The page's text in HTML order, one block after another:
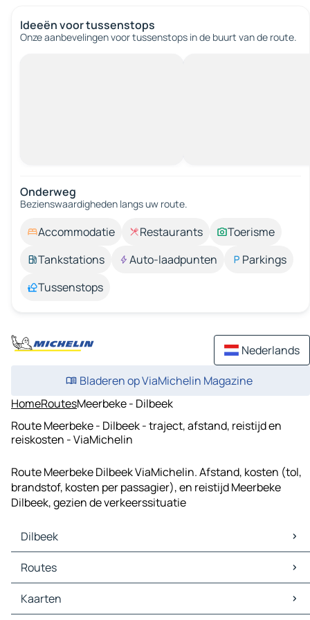
Ideeën voor tussenstops
Onze aanbevelingen voor tussenstops in de buurt van de route.
Onderweg
Bezienswaardigheden langs uw route.
Accommodatie Restaurants
Toerisme
Tankstations
Auto-laadpunten
Parkings
Tussenstops
Nederlands
Bladeren op ViaMichelin Magazine
HomeRoutesMeerbeke - Dilbeek
Route Meerbeke - Dilbeek - traject, afstand, reistijd en
reiskosten - ViaMichelin
Route Meerbeke Dilbeek ViaMichelin. Afstand, kosten (tol,
brandstof, kosten per passagier), en reistijd Meerbeke
Dilbeek, gezien de verkeerssituatie
Dilbeek
Dilbeek Kaarten
Dilbeek Verkeer
Dilbeek Hotels
Dilbeek Restaurants
Routes
Routes Dilbeek - Brussel
Routes Dilbeek - Aalst
Kaarten